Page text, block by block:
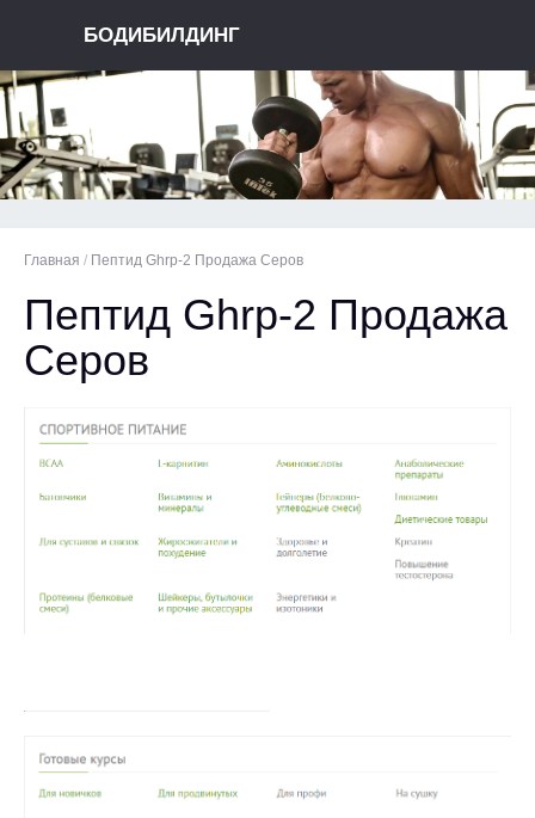
БОДИБИЛДИНГ
Главная / Пептид Ghrp-2 Продажа Серов
Пептид Ghrp-2 Продажа
Серов